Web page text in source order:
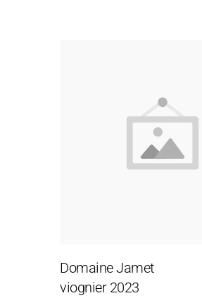
Domaine Jamet
viognier 2023